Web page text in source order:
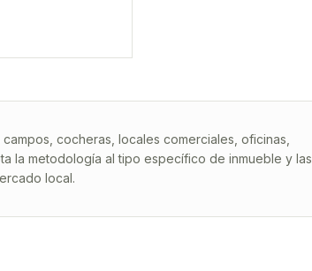
campos, cocheras, locales comerciales, oficinas,
la metodología al tipo específico de inmueble y las
local.